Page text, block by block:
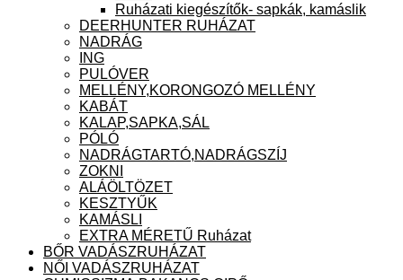
Ruházati kiegészítők- sapkák, kamáslik
DEERHUNTER RUHÁZAT
NADRÁG
ING
PULÓVER
MELLÉNY,KORONGOZÓ MELLÉNY
KABÁT
KALAP,SAPKA,SÁL
PÓLÓ
NADRÁGTARTÓ,NADRÁGSZÍJ
ZOKNI
ALÁÖLTÖZET
KESZTYŰK
KAMÁSLI
EXTRA MÉRETŰ Ruházat
BŐR VADÁSZRUHÁZAT
NŐI VADÁSZRUHÁZAT